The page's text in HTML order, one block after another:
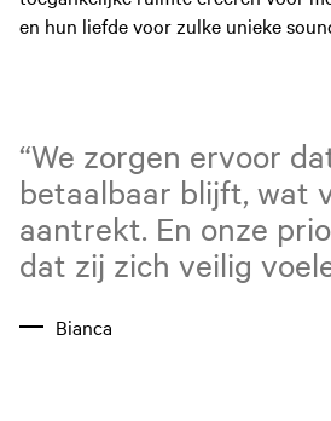
en hun liefde voor zulke unieke
“We zorgen ervoor
betaalbaar blijft, wat
aantrekt. En onze
dat zij zich veilig
Bianca